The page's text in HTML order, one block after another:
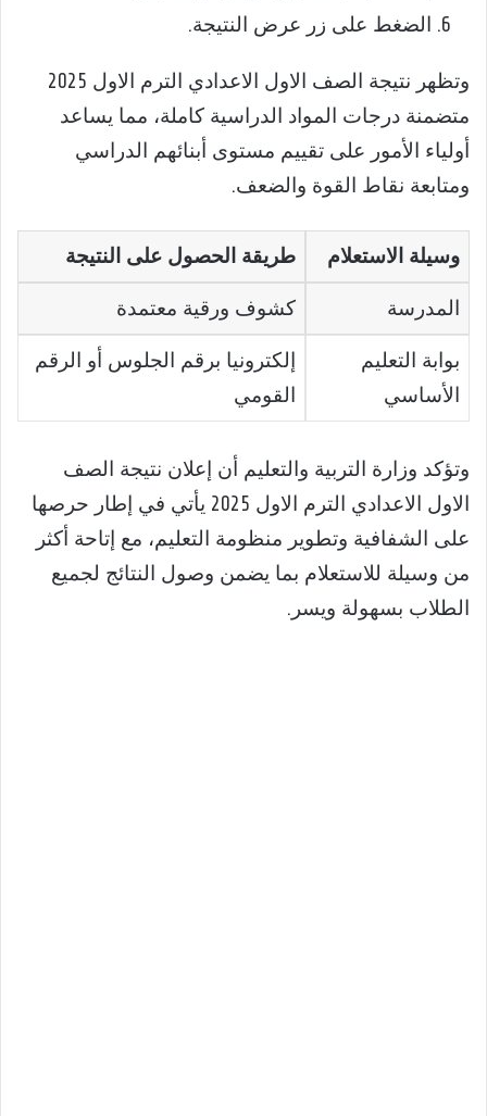
الضغط على زر عرض النتيجة.
وتظهر نتيجة الصف الاول الاعدادي الترم الاول 2025
متضمنة درجات المواد الدراسية كاملة، مما يساعد
أولياء الأمور على تقييم مستوى أبنائهم الدراسي
ومتابعة نقاط القوة والضعف.
وسيلة الاستعلام طريقة الحصول على النتيجة
المدرسة كشوف ورقية معتمدة
بوابة التعليم
الأساسي
إلكترونيا برقم الجلوس أو الرقم
القومي
وتؤكد وزارة التربية والتعليم أن إعلان نتيجة الصف
الاول الاعدادي الترم الاول 2025 يأتي في إطار حرصها
على الشفافية وتطوير منظومة التعليم، مع إتاحة أكثر
من وسيلة للاستعلام بما يضمن وصول النتائج لجميع
الطلاب بسهولة ويسر.